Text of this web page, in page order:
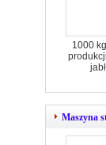
1000
Maszyna